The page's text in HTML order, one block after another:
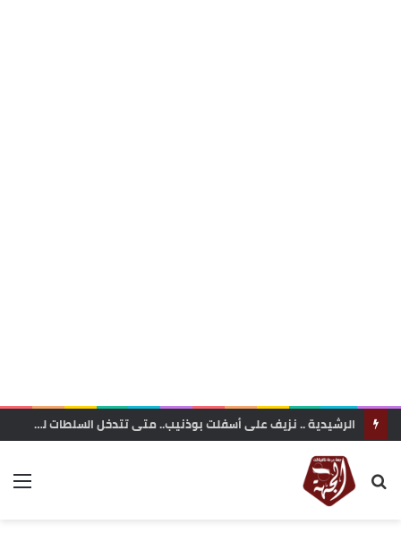
الرشيدية .. نزيف على أسفلت بوذنيب.. متى تتدخل السلطات لوقف حوادث السير ؟